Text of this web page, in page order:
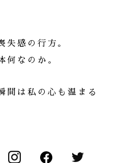
失感の行方。
何なのか。
間は私の心も温まる